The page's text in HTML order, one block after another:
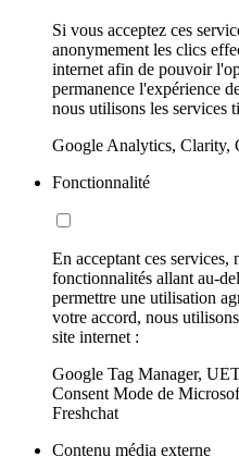
Si vous acceptez ces
anonymement les clics
internet afin de pouvoir
permanence l'expérience
nous utilisons les services
Google Analytics, Clarity,
Fonctionnalité
En acceptant ces
fonctionnalités allant au-
permettre une utilisation
votre accord, nous
site internet :
Google Tag Manager,
Consent Mode de
Freshchat
Contenu média externe